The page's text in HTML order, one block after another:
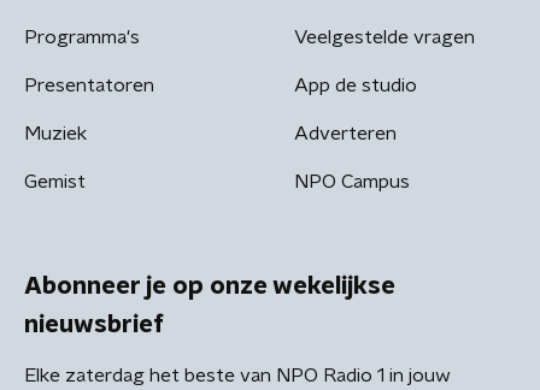
Programma's
Presentatoren
Muziek
Gemist
Veelgestelde vragen
App de studio
Adverteren
NPO Campus
Abonneer je op onze wekelijkse
nieuwsbrief
Elke zaterdag het beste van NPO Radio 1 in jouw